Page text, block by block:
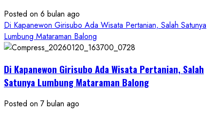
Posted on 6 bulan ago
Di Kapanewon Girisubo Ada Wisata Pertanian, Salah Satunya
Lumbung Mataraman Balong
Di Kapanewon Girisubo Ada Wisata Pertanian, Salah
Satunya Lumbung Mataraman Balong
Posted on 7 bulan ago